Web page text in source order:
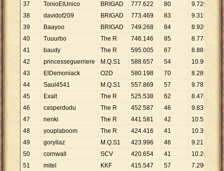
37
TonioElUnico BRIGAD 777.622 80 9.720
38
davidof209 BRIGAD 773.469 83 9.319
39
Baayoo BRIGAD 749.268 84 8.920
40
Tuuurbo The R 746.146 85 8.778
41
baudy The R 595.005 67 8.881
42
princesseguerriere M.Q.S1 588.657 54 10.901
43
ElDemoniack O2D 580.198 70 8.289
44
Saul4541 M.Q.S1 557.869 57 9.787
45
Exalt The R 525.538 62 8.476
46
casperdudu The R 452.587 46 9.839
47
nenki The R 441.581 42 10.514
48
youplaboom The R 424.416 41 10.352
49
goryllaz M.Q.S1 423.996 46 9.217
50
cornwall SCV 420.654 41 10.260
51
mitel KKF 415.547 57 7.290